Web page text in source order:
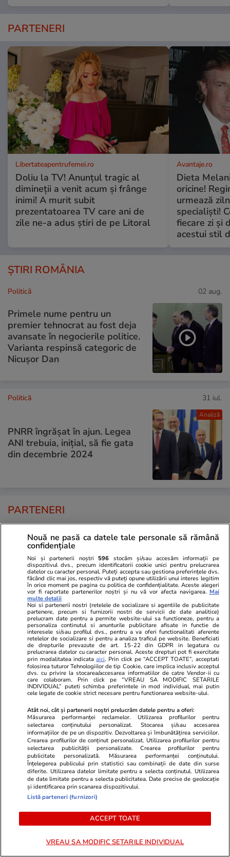
PARTENERI
Libertateapentrufemei.ro
Doliu la TV! Anunțul tragic al
dimineții a venit acum și frânge
inimi! A murit subit
prezentatoarea TV care ani de
zile ne-a adus știri de pe Litoral
Avantaje.ro
Dieta
oricine!
urmează
specialiști!
fiecare zi și
acestui stil
ȘTIRI ROMÂNIA
Politică 02 aug.
Primele nume pentru un
premier tehnocrat au fost deja
avansate în negocierile politice.
Varianta respinsă categoric de
Nicușor Dan
Analiză
Politică 31 iul.
PNRR îngrășat în ajun. Legea
ANI trebuia, inițial, să fie gata
din decembrie 2024
PARTENERI
Adevarul.ro
România atacă Spania pe
migrație. De la victima Austriei la
acuzator. Care este miza din
spatele scandalului
Fanatik.ro
LIVE /
Craiova!
posibilul
UEFA
PARTENERI
Nouă ne pasă ca datele tale personale să rămână
confidențiale
Noi și partenerii noștri 596 stocăm și/sau accesăm informații pe
dispozitivul dvs., precum identificatorii cookie unici pentru prelucrarea
datelor cu caracter personal. Puteți accepta sau gestiona preferințele dvs.
făcând clic mai jos, respectiv vă puteți opune utilizării unui interes legitim
în orice moment pe pagina cu politica de confidențialitate. Aceste alegeri
vor fi raportate partenerilor noștri și nu vă vor afecta navigarea. Mai
multe detalii
Noi si partenerii nostri (retelele de socializare si agentiile de publicitate
partenere, precum si furnizorii nostri de servicii de date analitice)
prelucram date pentru a permite website-ului sa functioneze, pentru a
personaliza continutul si anunturile publicitare afisate in functie de
interesele si/sau profilul dvs., pentru a va oferi functionalitati aferente
retelelor de socializare si pentru a analiza traficul pe website. Beneficiati
de drepturile prevazute de art. 15-22 din GDPR in legatura cu
prelucrarea datelor cu caracter personal. Aceste drepturi pot fi exercitate
prin modalitatea indicataaici. Prin click pe “ACCEPT TOATE”, acceptati
folosirea tuturor Tehnologiilor de tip Cookie, care implica inclusiv acceptul
dvs. cu privire la stocarea/accesarea informatiilor de catre Vendor-ii cu
care colaboram. Prin click pe “VREAU SA MODIFIC SETARILE
INDIVIDUAL” puteti schimba preferintele in mod individual, mai putin
cele legate de cookie strict necesare pentru functionarea website-ului.
Atât noi, cât și partenerii noștri prelucrăm datele pentru a oferi:
Măsurarea performanței reclamelor. Utilizarea profilurilor pentru
selectarea conținutului personalizat. Stocarea și/sau accesarea
informațiilor de pe un dispozitiv. Dezvoltarea și îmbunătățirea serviciilor.
Crearea profilurilor de conținut personalizat. Utilizarea profilurilor pentru
selectarea publicității personalizate. Crearea profilurilor pentru
publicitate personalizată. Măsurarea performanței conținutului.
Înțelegerea publicului prin statistici sau combinații de date din surse
diferite. Utilizarea datelor limitate pentru a selecta conținutul. Utilizarea
de date limitate pentru a selecta publicitatea. Date precise de geolocație
și identificarea prin scanarea dispozitivului.
Listă parteneri (furnizori)
ACCEPT TOATE
VREAU SA MODIFIC SETARILE INDIVIDUAL